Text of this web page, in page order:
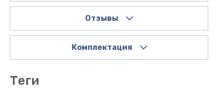
Отзывы
Комплектация
теги